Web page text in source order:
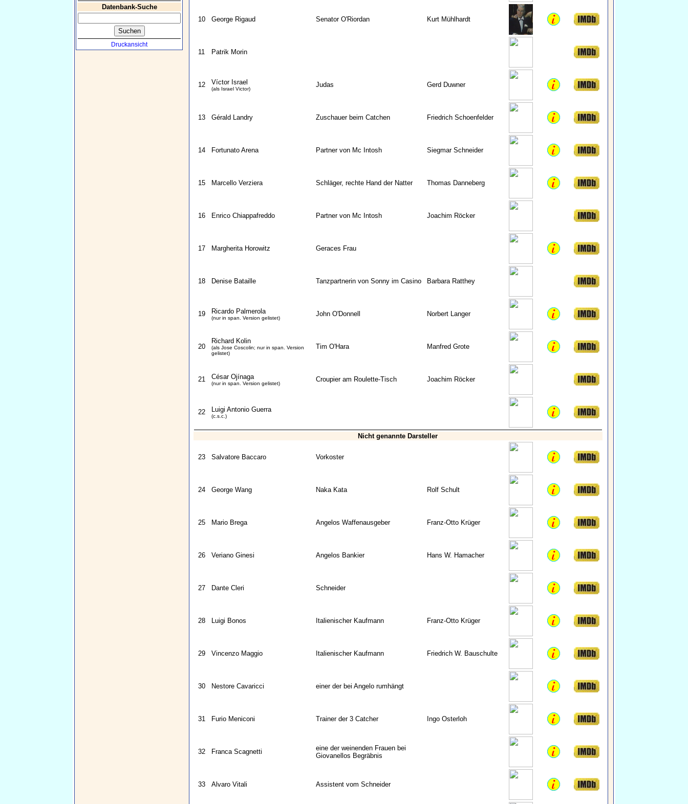
Datenbank-Suche
Druckansicht
10 George Rigaud Senator O'Riordan Kurt Mühlhardt
11 Patrik Morin
12 Víctor Israel
(als Israel Victor)
Judas Gerd Duwner
13 Gérald Landry Zuschauer beim Catchen Friedrich Schoenfelder
14 Fortunato Arena Partner von Mc Intosh Siegmar Schneider
15 Marcello Verziera Schläger, rechte Hand der Natter Thomas Danneberg
16 Enrico Chiappafreddo Partner von Mc Intosh Joachim Röcker
17 Margherita Horowitz Geraces Frau
18 Denise Bataille Tanzpartnerin von Sonny im Casino Barbara Ratthey
19 Ricardo Palmerola
(nur in span. Version gelistet)
John O'Donnell Norbert Langer
20
Richard Kolin
(als Jose Coscolin; nur in span. Version
gelistet)
Tim O'Hara Manfred Grote
21 César Ojínaga
(nur in span. Version gelistet)
Croupier am Roulette-Tisch Joachim Röcker
22 Luigi Antonio Guerra
(c.s.c.)
Nicht genannte Darsteller
23 Salvatore Baccaro Vorkoster
24 George Wang Naka Kata Rolf Schult
25 Mario Brega Angelos Waffenausgeber Franz-Otto Krüger
26 Veriano Ginesi Angelos Bankier Hans W. Hamacher
27 Dante Cleri Schneider
28 Luigi Bonos Italienischer Kaufmann Franz-Otto Krüger
29 Vincenzo Maggio Italienischer Kaufmann Friedrich W. Bauschulte
30 Nestore Cavaricci einer der bei Angelo rumhängt
31 Furio Meniconi Trainer der 3 Catcher Ingo Osterloh
32 Franca Scagnetti
eine der weinenden Frauen bei
Giovanellos Begräbnis
33 Alvaro Vitali Assistent vom Schneider